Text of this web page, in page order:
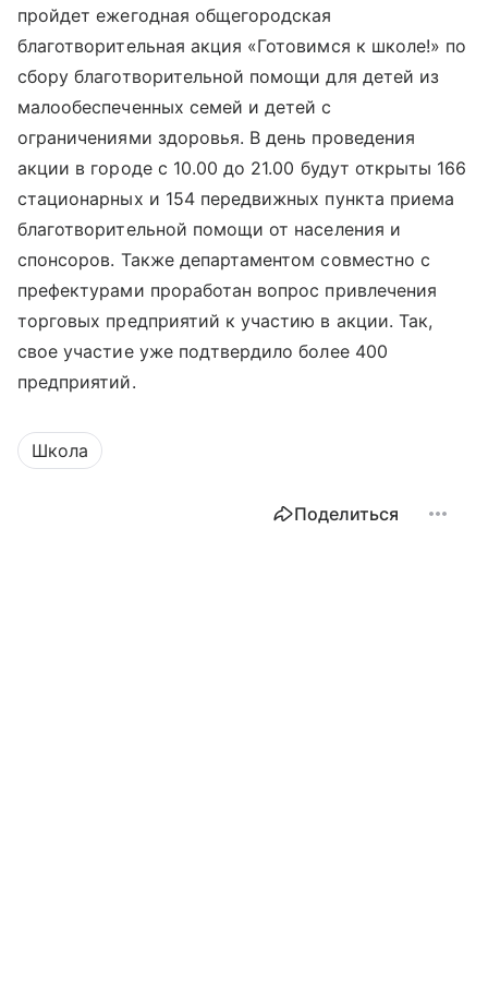
пройдет ежегодная общегородская
благотворительная акция «Готовимся к школе!» по
сбору благотворительной помощи для детей из
малообеспеченных семей и детей с
ограничениями здоровья. В день проведения
акции в городе с 10.00 до 21.00 будут открыты 166
стационарных и 154 передвижных пункта приема
благотворительной помощи от населения и
спонсоров. Также департаментом совместно с
префектурами проработан вопрос привлечения
торговых предприятий к участию в акции. Так,
свое участие уже подтвердило более 400
предприятий.
Школа
Поделиться